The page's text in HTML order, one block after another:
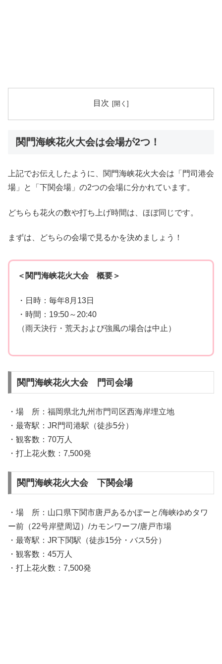
目次
関門海峡花火大会は会場が2つ！
上記でお伝えしたように、関門海峡花火大会は「門司港会
場」と「下関会場」の2つの会場に分かれています。
どちらも花火の数や打ち上げ時間は、ほぼ同じです。
まずは、どちらの会場で見るかを決めましょう！
＜関門海峡花火大会 概要＞
・日時：毎年8月13日
・時間：19:50～20:40
（雨天決行・荒天および強風の場合は中止）
関門海峡花火大会 門司会場
・場 所：福岡県北九州市門司区西海岸埋立地
・最寄駅：JR門司港駅（徒歩5分）
・観客数：70万人
・打上花火数：7,500発
関門海峡花火大会 下関会場
・場 所：山口県下関市唐戸あるかぽーと/海峡ゆめタワ
ー前（22号岸壁周辺）/カモンワーフ/唐戸市場
・最寄駅：JR下関駅（徒歩15分・バス5分）
・観客数：45万人
・打上花火数：7,500発